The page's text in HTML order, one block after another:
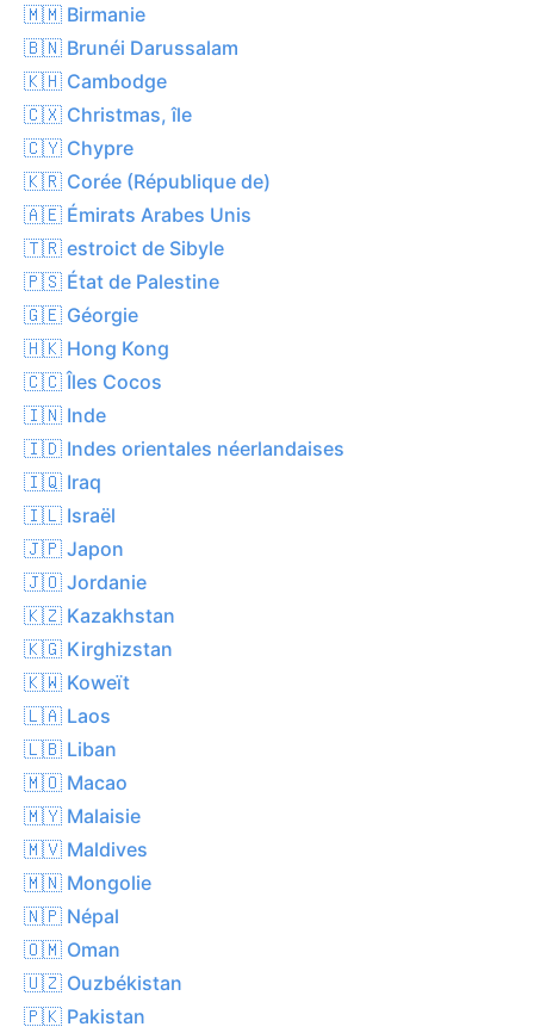
🇲🇲 Birmanie
🇧🇳 Brunéi Darussalam
🇰🇭 Cambodge
🇨🇽 Christmas, île
🇨🇾 Chypre
🇰🇷 Corée (République de)
🇦🇪 Émirats Arabes Unis
🇹🇷 estroict de Sibyle
🇵🇸 État de Palestine
🇬🇪 Géorgie
🇭🇰 Hong Kong
🇨🇨 Îles Cocos
🇮🇳 Inde
🇮🇩 Indes orientales néerlandaises
🇮🇶 Iraq
🇮🇱 Israël
🇯🇵 Japon
🇯🇴 Jordanie
🇰🇿 Kazakhstan
🇰🇬 Kirghizstan
🇰🇼 Koweït
🇱🇦 Laos
🇱🇧 Liban
🇲🇴 Macao
🇲🇾 Malaisie
🇲🇻 Maldives
🇲🇳 Mongolie
🇳🇵 Népal
🇴🇲 Oman
🇺🇿 Ouzbékistan
🇵🇰 Pakistan